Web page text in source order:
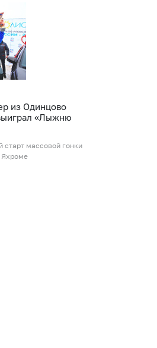
из Одинцово
«Лыжню
старт массовой гонки
Яхроме